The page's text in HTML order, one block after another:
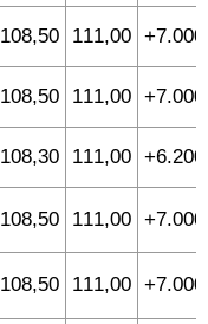
108,50 111,00 +7.000
108,50 111,00 +7.000
108,30 111,00 +6.200
108,50 111,00 +7.000
108,50 111,00 +7.000